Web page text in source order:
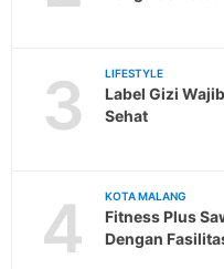
3 LIFESTYLE
Label Gizi
Sehat
4 KOTA MALANG
Fitness Plus
Dengan